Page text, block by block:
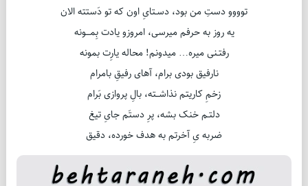
توووو دستِ من بود، دسـتایِ اون که تو دَستته الان
یه روز به حرفم میرسی، امروزو یادت بِمـــونه
رفتـنی میره… میدونم! محاله یارِت بمونه
نارفیق بودی برام، آهای رفیقِ بامرام
زخمِ کاریتم نذاشــته، بالِ پروازی بَرام
دلتـم خنک بشه، پرِ دستَم جایِ تیغ
ضربه یِ آخرتم به هدف خورده، دقیق